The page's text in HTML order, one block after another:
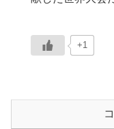
+1